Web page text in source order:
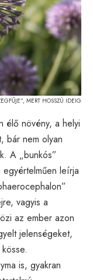
MERT HOSSZÚ IDEIG
élő növény, a helyi
bár nem olyan
A „bunkós”
egyértelműen leírja
vagyis a
az ember azon
jelenségeket,
is, gyakran